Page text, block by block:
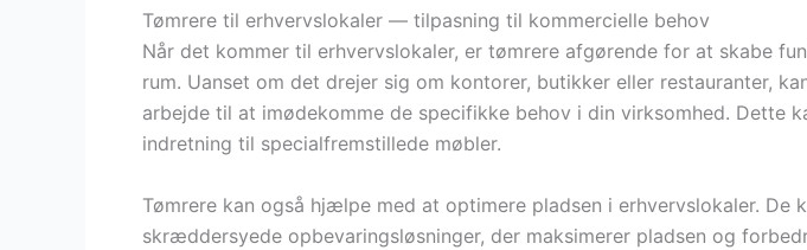
Tømrere til erhvervslokaler — tilpasning til kommercielle behov
Når det kommer til erhvervslokaler, er tømrere afgørende for at skabe
rum. Uanset om det drejer sig om kontorer, butikker eller restauranter,
arbejde til at imødekomme de specifikke behov i din virksomhed. Dette
indretning til specialfremstillede møbler.
Tømrere kan også hjælpe med at optimere pladsen i erhvervslokaler. De
skræddersyede opbevaringsløsninger, der maksimerer pladsen og